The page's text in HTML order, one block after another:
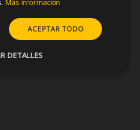
Más información
ACEPTAR TODO
DETALLES